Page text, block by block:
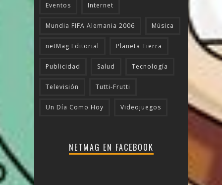
Eventos Internet
Mundia FIFA Alemania 2006 Música
netMag Editorial Planeta Tierra
Publicidad Salud Tecnologí­a
Televisión Tutti-Frutti
Un Día Como Hoy Videojuegos
NETMAG EN FACEBOOK